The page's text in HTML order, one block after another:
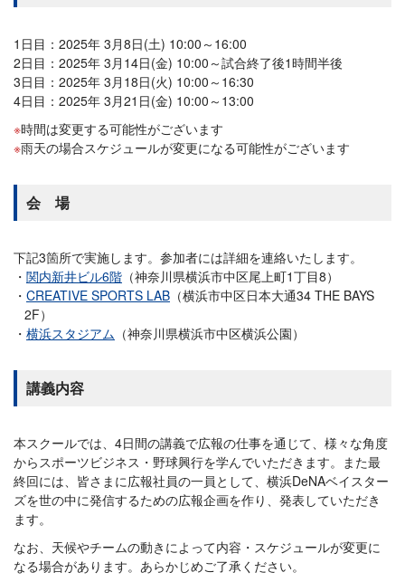
1日目：2025年 3月8日(土) 10:00～16:00
2日目：2025年 3月14日(金) 10:00～試合終了後1時間半後
3日目：2025年 3月18日(火) 10:00～16:30
4日目：2025年 3月21日(金) 10:00～13:00
時間は変更する可能性がございます
雨天の場合スケジュールが変更になる可能性がございます
会 場
下記3箇所で実施します。参加者には詳細を連絡いたします。
関内新井ビル6階 （神奈川県横浜市中区尾上町1丁目8）
CREATIVE SPORTS LAB （横浜市中区日本大通34 THE BAYS
2F）
横浜スタジアム （神奈川県横浜市中区横浜公園）
講義内容
本スクールでは、4日間の講義で広報の仕事を通じて、様々な角度
からスポーツビジネス・野球興行を学んでいただきます。また最
終回には、皆さまに広報社員の一員として、横浜DeNAベイスター
ズを世の中に発信するための広報企画を作り、発表していただき
ます。
なお、天候やチームの動きによって内容・スケジュールが変更に
なる場合があります。あらかじめご了承ください。